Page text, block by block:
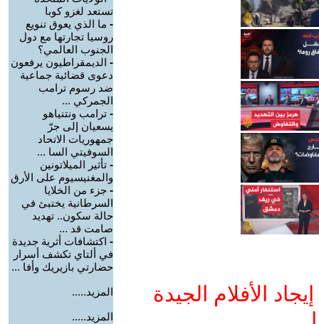
الأفلام الجيدة
تستعد لغزو كوبا
- ما الذي يعوق تنويع
روسيا تجارتها مع دول
الجنوب العالمي؟
- الديمقراطيون يرفعون
دعوى قضائية جماعية
ضد رسوم ترامب
الجمركي ...
- ترامب ونتنياهو
يسعيان إلى جرّ
جمهوريات الاتحاد
السوفيتي السا ...
- تأثير الميلاتونين
والمغنيسيوم على الأرق
- جزء من الخلايا
السرطانية يختبئ في
حالة سكون.. تهديد
صامت قد ...
- اكتشافات أثرية جديدة
في ألتاي تكشف أسرار
حضارتي بازيريك وأفا ...
المزيد.....
المزيد.....